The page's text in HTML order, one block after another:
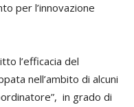
per l’innovazione
l’efficacia del
nell’ambito di alcuni
in grado di